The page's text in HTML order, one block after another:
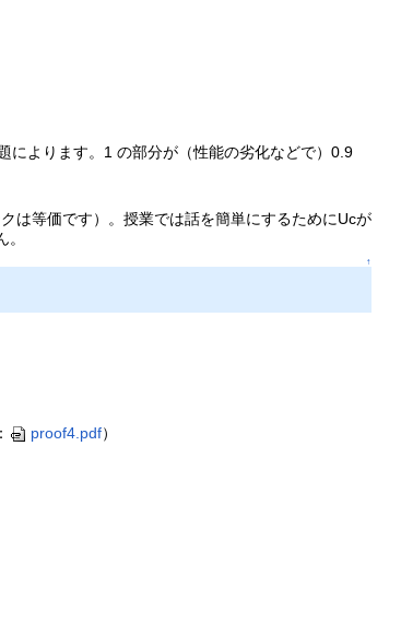
によります。1 の部分が（性能の劣化などで）0.9
は等価です）。授業では話を簡単にするためにUcが
↑
proof4.pdf）